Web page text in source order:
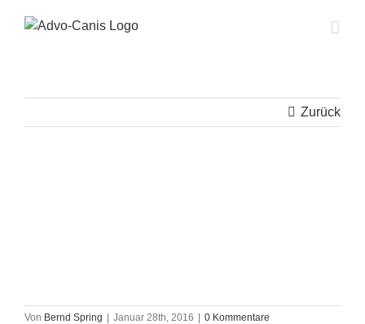
Inhalt
Zurück
Von Bernd Spring | Januar 28th, 2016 | 0 Kommentare